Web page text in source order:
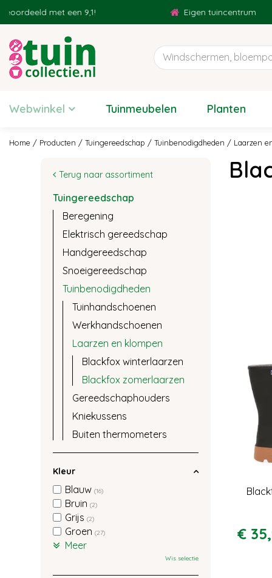
Home Producten Tuingereedschap Tuinbenodigdheden Laarzen
met een 9,1! Eigen tuincentrum
Webwinkel Tuinmeubelen Planten
€ 35,
Terug naar assortiment
Tuingereedschap
Beregening
Elektrisch gereedschap
Handgereedschap
Snoeigereedschap
Tuinbenodigdheden
Tuinhandschoenen
Werkhandschoenen
Laarzen en klompen
Blackfox winterlaarzen
Blackfox zomerlaarzen
Gereedschaphouders
Kniekussens
Buiten thermometers
Kleur
Blauw (16)
Bruin (2)
Grijs (2)
Groen (27)
Meer
Wis selectie